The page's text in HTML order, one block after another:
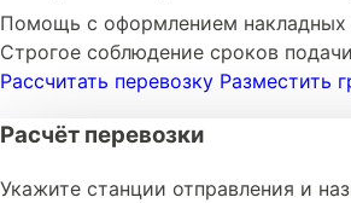
Помощь с оформлением накладных
Строгое соблюдение сроков
Рассчитать перевозку Разместить
Расчёт перевозки
Укажите станции отправления и